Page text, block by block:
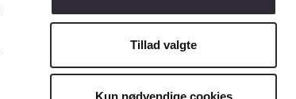
Tillad valgte
Kun nødvendige cookies